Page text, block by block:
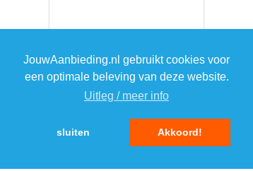
JouwAanbieding.nl gebruikt cookies voor
een optimale beleving van deze website.
Uitleg / meer info
sluiten Akkoord!